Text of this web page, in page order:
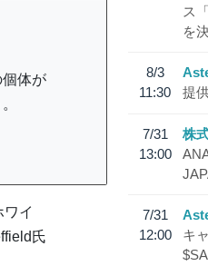
体が
イ
氏
ス
を
8/3
11:30
提
7/31
13:00
株
7/31
12:00
キ